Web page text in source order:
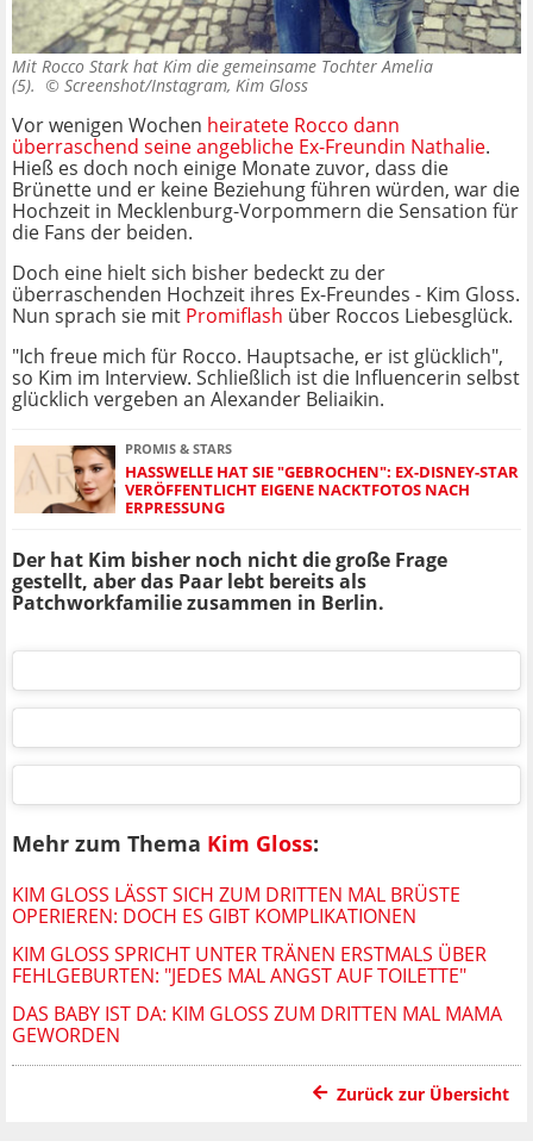
Mit Rocco Stark hat Kim die gemeinsame Tochter Amelia
(5). © Screenshot/Instagram, Kim Gloss
Vor wenigen Wochen heiratete Rocco dann
überraschend seine angebliche Ex-Freundin Nathalie.
Hieß es doch noch einige Monate zuvor, dass die
Brünette und er keine Beziehung führen würden, war die
Hochzeit in Mecklenburg-Vorpommern die Sensation für
die Fans der beiden.
Doch eine hielt sich bisher bedeckt zu der
überraschenden Hochzeit ihres Ex-Freundes - Kim Gloss.
Nun sprach sie mit Promiflash über Roccos Liebesglück.
"Ich freue mich für Rocco. Hauptsache, er ist glücklich",
so Kim im Interview. Schließlich ist die Influencerin selbst
glücklich vergeben an Alexander Beliaikin.
PROMIS & STARS
HASSWELLE HAT SIE "GEBROCHEN": EX-DISNEY-STAR
VERÖFFENTLICHT EIGENE NACKTFOTOS NACH
ERPRESSUNG
Der hat Kim bisher noch nicht die große Frage
gestellt, aber das Paar lebt bereits als
Patchworkfamilie zusammen in Berlin.
Mehr zum Thema Kim Gloss:
KIM GLOSS LÄSST SICH ZUM DRITTEN MAL BRÜSTE
OPERIEREN: DOCH ES GIBT KOMPLIKATIONEN
KIM GLOSS SPRICHT UNTER TRÄNEN ERSTMALS ÜBER
FEHLGEBURTEN: "JEDES MAL ANGST AUF TOILETTE"
DAS BABY IST DA: KIM GLOSS ZUM DRITTEN MAL MAMA
GEWORDEN
Zurück zur Übersicht